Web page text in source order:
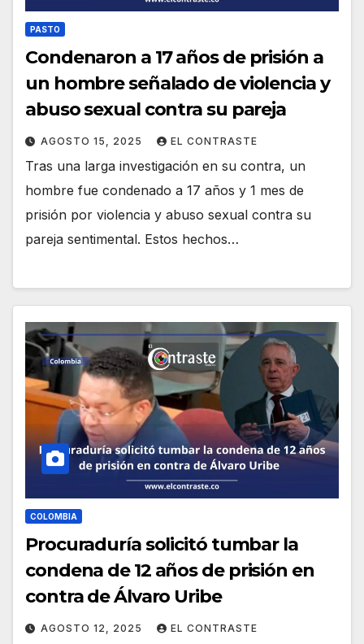
PASTO
Condenaron a 17 años de prisión a
un hombre señalado de violencia y
abuso sexual contra su pareja
AGOSTO 15, 2025 EL CONTRASTE
Tras una larga investigación en su contra, un
hombre fue condenado a 17 años y 1 mes de
prisión por violencia y abuso sexual contra su
pareja sentimental. Estos hechos…
COLOMBIA
Procuraduría solicitó tumbar la
condena de 12 años de prisión en
contra de Álvaro Uribe
AGOSTO 12, 2025 EL CONTRASTE